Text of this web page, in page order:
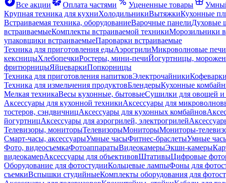
Все акции
Оплата частями Уцененные товары
Крупная техника для кухниХолодильникиВытяжкиКухонные
Встраиваемая техника, оборудованиеВарочные панелиДуховые
встраиваемыеКомплекты встраиваемой техникиМорозильники
упаковщики встраиваемыеПароварки встраиваемые
Техника для приготовления едыАэрогрилиМикроволновые печи
кексницыХлебопечкиРостеры, мини-печиЙогуртницы,
фритюрницыЯйцеваркиПопкорницы
Техника для приготовления напитковЭлектрочайники
Техника для измельчения продуктовБлендерыКухонные
Мелкая техникаВесы кухонные, бытовыеСушилки для овощей и
Аксессуары для кухонной техникиАксессуары для
тостеров, сэндвичницАксессуары для кухонных комбайнов
йогуртницАксессуары для аэрогрилей, электрогрилей
Телевизоры, мониторыТелевизорыМониторыМониторы-
Смарт-часы, аксессуарыУмные часыФитнес-браслетыУмные
Фото, видеосъемкаФотоаппаратыВидеокамерыЭкшн-камеры
видеокамерАксессуары для объективовШтативыЦифровые
Оборудование для фотостудииКольцевые лампыФоны для
съемкиВспышки студийныеКомплекты оборудования для